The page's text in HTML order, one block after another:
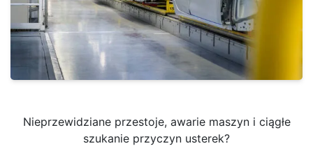
Nieprzewidziane przestoje, awarie maszyn i ciągłe
szukanie przyczyn usterek?